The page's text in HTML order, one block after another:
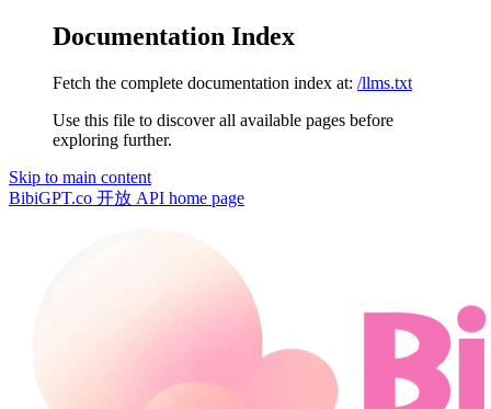
Documentation Index
Fetch the complete documentation index at: /llms.txt
Use this file to discover all available pages before
exploring further.
Skip to main content
BibiGPT.co 开放 API home page